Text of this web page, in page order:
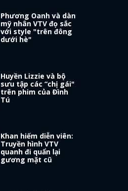
Phương Oanh và dàn
mỹ nhân VTV đọ sắc
với style "trên đông
dưới hè"
Huyền Lizzie và bộ
sưu tập các “chị gái"
trên phim của Đình
Tú
Khan hiếm diễn viên:
Truyền hình VTV
quanh đi quẩn lại
gương mặt cũ